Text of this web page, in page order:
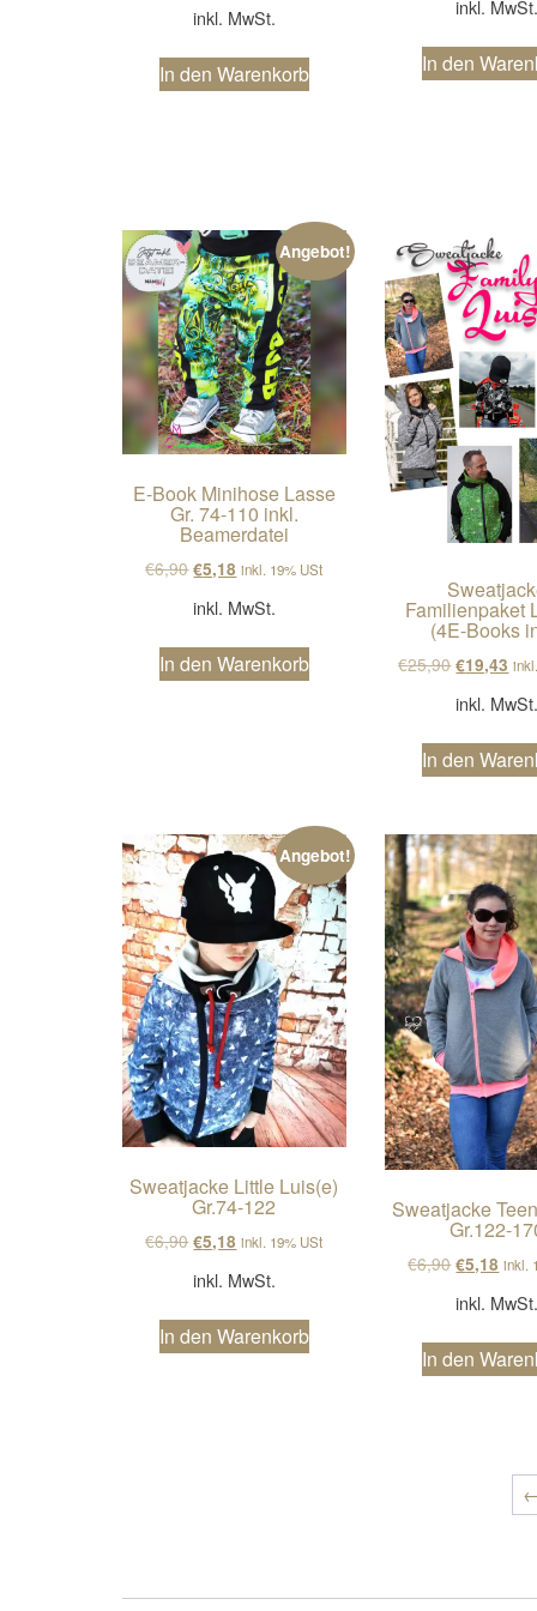
inkl. MwSt.
In den Warenkorb
inkl. MwSt.
In den
Angebot!
E-Book Minihose Lasse
Gr. 74-110 inkl.
Beamerdatei
€6,90Ursprünglicher Preis war: €6,90
€5,18 Aktueller Preis ist: €5,18.
inkl. 19% USt
inkl. MwSt.
In den Warenkorb
Familienpaket
(4E-Books
€25,90 €19,43
inkl. MwSt.
In den
Angebot!
Sweatjacke Little Luis(e)
Gr.74-122
€6,90Ursprünglicher Preis war: €6,90
€5,18 Aktueller Preis ist: €5,18.
inkl. 19% USt
inkl. MwSt.
In den Warenkorb
Sweatjacke
Gr.122-
€6,90 €5,18 inkl.
inkl. MwSt.
In den